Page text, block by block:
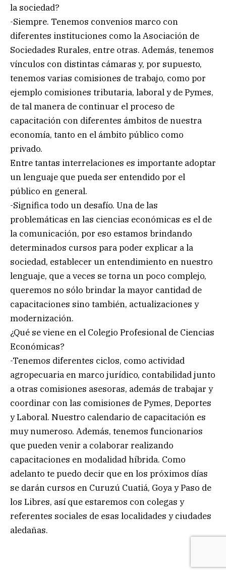
la sociedad?
-Siempre. Tenemos convenios marco con
diferentes instituciones como la Asociación de
Sociedades Rurales, entre otras. Además, tenemos
vínculos con distintas cámaras y, por supuesto,
tenemos varias comisiones de trabajo, como por
ejemplo comisiones tributaria, laboral y de Pymes,
de tal manera de continuar el proceso de
capacitación con diferentes ámbitos de nuestra
economía, tanto en el ámbito público como
privado.
Entre tantas interrelaciones es importante adoptar
un lenguaje que pueda ser entendido por el
público en general.
-Significa todo un desafío. Una de las
problemáticas en las ciencias económicas es el de
la comunicación, por eso estamos brindando
determinados cursos para poder explicar a la
sociedad, establecer un entendimiento en nuestro
lenguaje, que a veces se torna un poco complejo,
queremos no sólo brindar la mayor cantidad de
capacitaciones sino también, actualizaciones y
modernización.
¿Qué se viene en el Colegio Profesional de Ciencias
Económicas?
-Tenemos diferentes ciclos, como actividad
agropecuaria en marco jurídico, contabilidad junto
a otras comisiones asesoras, además de trabajar y
coordinar con las comisiones de Pymes, Deportes
y Laboral. Nuestro calendario de capacitación es
muy numeroso. Además, tenemos funcionarios
que pueden venir a colaborar realizando
capacitaciones en modalidad híbrida. Como
adelanto te puedo decir que en los próximos días
se darán cursos en Curuzú Cuatiá, Goya y Paso de
los Libres, así que estaremos con colegas y
referentes sociales de esas localidades y ciudades
aledañas.